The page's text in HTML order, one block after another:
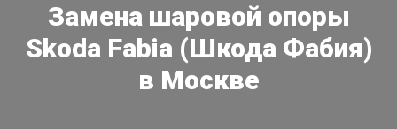
Замена шаровой опоры
Skoda Fabia (Шкода Фабия)
в Москве